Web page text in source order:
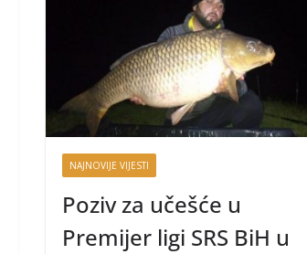
NAJNOVIJE VIJESTI
Poziv za učešće u
Premijer ligi SRS BiH u